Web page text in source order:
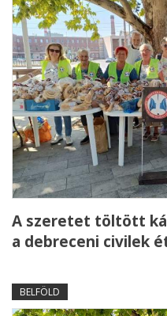
A szeretet töltött
a debreceni civilek
BELFÖLD